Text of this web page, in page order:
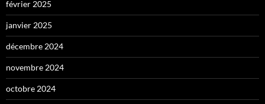
février 2025
janvier 2025
décembre 2024
novembre 2024
octobre 2024